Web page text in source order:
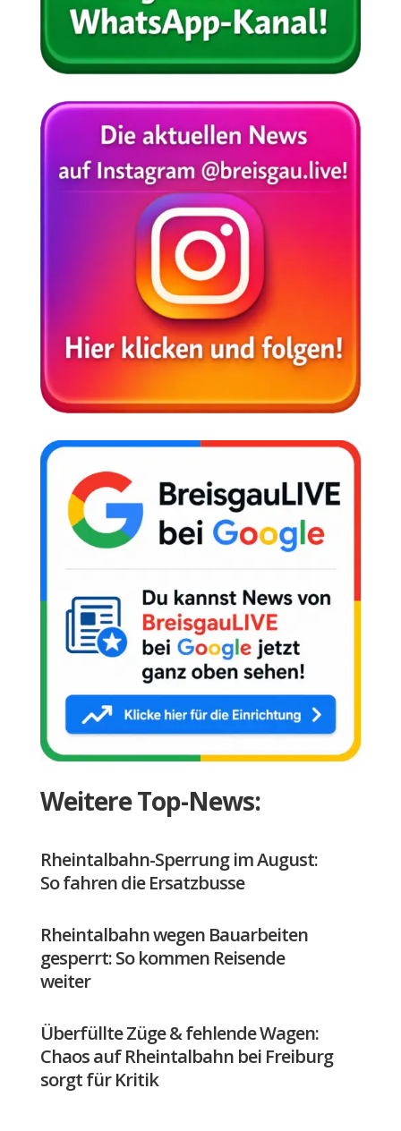
Weitere Top-News:
Rheintalbahn-Sperrung im August:
So fahren die Ersatzbusse
Rheintalbahn wegen Bauarbeiten
gesperrt: So kommen Reisende
weiter
Überfüllte Züge & fehlende Wagen:
Chaos auf Rheintalbahn bei Freiburg
sorgt für Kritik